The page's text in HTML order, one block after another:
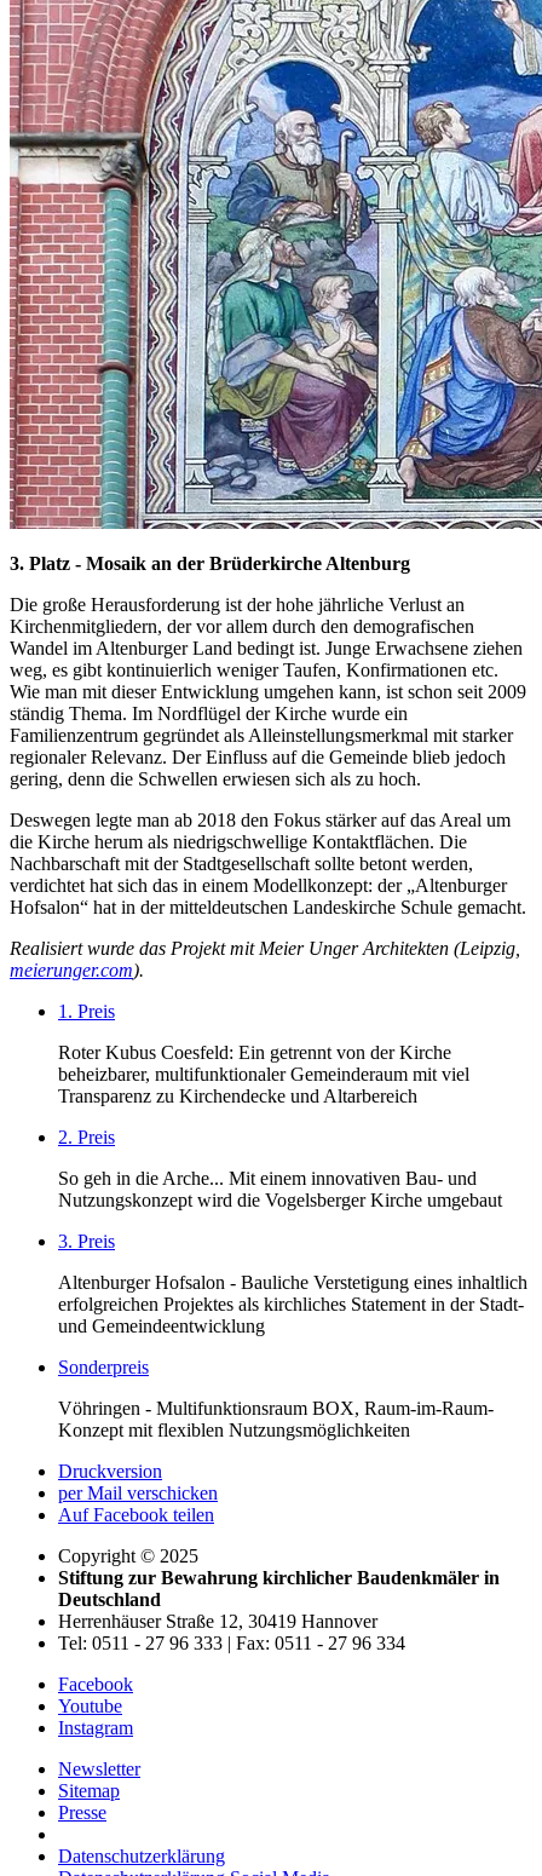
3. Platz - Mosaik an der Brüderkirche Altenburg
Die große Herausforderung ist der hohe jährliche Verlust an
Kirchenmitgliedern, der vor allem durch den demografischen
Wandel im Altenburger Land bedingt ist. Junge Erwachsene ziehen
weg, es gibt kontinuierlich weniger Taufen, Konfirmationen etc.
Wie man mit dieser Entwicklung umgehen kann, ist schon seit 2009
ständig Thema. Im Nordflügel der Kirche wurde ein
Familienzentrum gegründet als Alleinstellungsmerkmal mit starker
regionaler Relevanz. Der Einfluss auf die Gemeinde blieb jedoch
gering, denn die Schwellen erwiesen sich als zu hoch.
Deswegen legte man ab 2018 den Fokus stärker auf das Areal um
die Kirche herum als niedrigschwellige Kontaktflächen. Die
Nachbarschaft mit der Stadtgesellschaft sollte betont werden,
verdichtet hat sich das in einem Modellkonzept: der „Altenburger
Hofsalon“ hat in der mitteldeutschen Landeskirche Schule gemacht.
Realisiert wurde das Projekt mit Meier Unger Architekten (Leipzig,
meierunger.com).
1. Preis
Roter Kubus Coesfeld: Ein getrennt von der Kirche
beheizbarer, multifunktionaler Gemeinderaum mit viel
Transparenz zu Kirchendecke und Altarbereich
2. Preis
So geh in die Arche... Mit einem innovativen Bau- und
Nutzungskonzept wird die Vogelsberger Kirche umgebaut
3. Preis
Altenburger Hofsalon - Bauliche Verstetigung eines inhaltlich
erfolgreichen Projektes als kirchliches Statement in der Stadt-
und Gemeindeentwicklung
Sonderpreis
Vöhringen - Multifunktionsraum BOX, Raum-im-Raum-
Konzept mit flexiblen Nutzungsmöglichkeiten
Druckversion
per Mail verschicken
Auf Facebook teilen
Copyright © 2025
Stiftung zur Bewahrung kirchlicher Baudenkmäler in
Deutschland
Herrenhäuser Straße 12, 30419 Hannover
Tel: 0511 - 27 96 333 | Fax: 0511 - 27 96 334
Facebook
Youtube
Instagram
Newsletter
Sitemap
Presse
Datenschutzerklärung